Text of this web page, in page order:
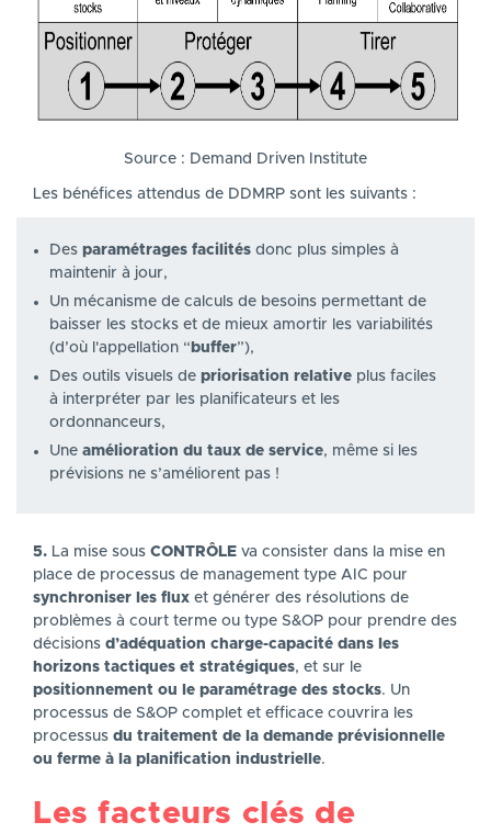
Source : Demand Driven Institute
Les bénéfices attendus de DDMRP sont les suivants :
Des paramétrages facilités donc plus simples à
maintenir à jour,
Un mécanisme de calculs de besoins permettant de
baisser les stocks et de mieux amortir les variabilités
(d’où l'appellation “ buffer”),
Des outils visuels de priorisation relative plus faciles
à interpréter par les planificateurs et les
ordonnanceurs,
Une amélioration du taux de service, même si les
prévisions ne s’améliorent pas !
5. La mise sous CONTRÔLE va consister dans la mise en
place de processus de management type AIC pour
synchroniser les flux et générer des résolutions de
problèmes à court terme ou type S&OP pour prendre des
décisions d’adéquation charge-capacité dans les
horizons tactiques et stratégiques, et sur le
positionnement ou le paramétrage des stocks. Un
processus de S&OP complet et efficace couvrira les
processus du traitement de la demande prévisionnelle
ou ferme à la planification industrielle.
Les facteurs clés de